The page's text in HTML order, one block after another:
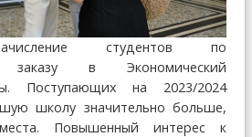
студентов по
заказу в Экономический
Поступающих на 2023/2024
школу значительно больше,
Повышенный интерес к